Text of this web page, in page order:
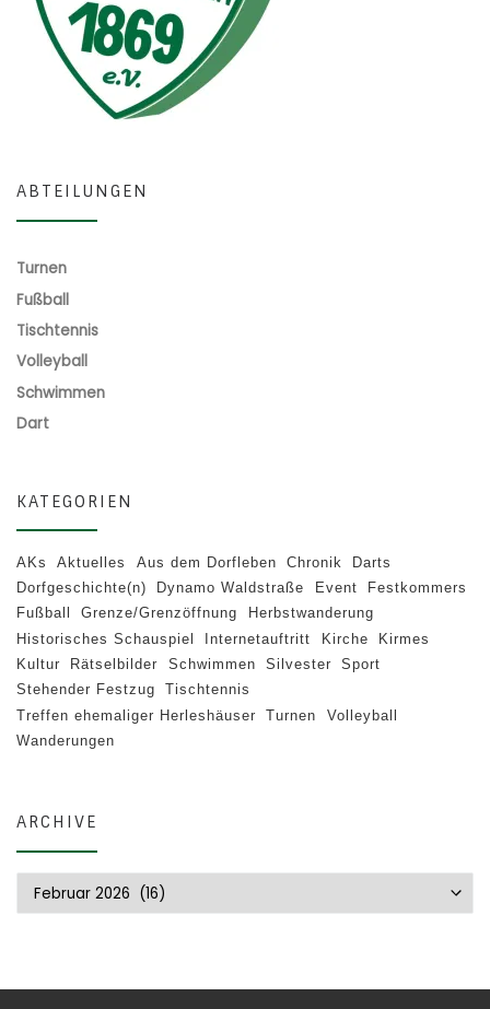
ABTEILUNGEN
Turnen
Fußball
Tischtennis
Volleyball
Schwimmen
Dart
KATEGORIEN
AKs Aktuelles Aus dem Dorfleben Chronik
Darts
Dorfgeschichte(n)
Dynamo Waldstraße Event
Festkommers
Fußball
Grenze/Grenzöffnung
Herbstwanderung
Historisches Schauspiel
Internetauftritt Kirche
Kirmes
Kultur
Rätselbilder Schwimmen Silvester
Sport
Stehender Festzug
Tischtennis
Treffen ehemaliger Herleshäuser
Turnen
Volleyball
Wanderungen
ARCHIVE